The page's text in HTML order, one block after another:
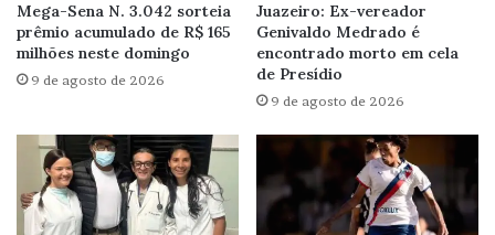
Mega-Sena N. 3.042 sorteia
prêmio acumulado de R$ 165
milhões neste domingo
9 de agosto de 2026
Juazeiro: Ex-vereador
Genivaldo Medrado é
encontrado morto em cela
de Presídio
9 de agosto de 2026